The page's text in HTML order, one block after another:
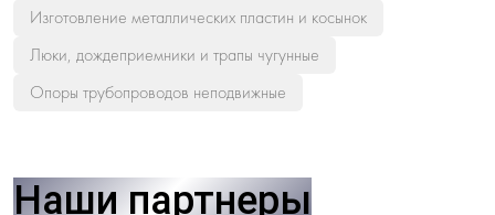
Изготовление металлических пластин и косынок
Люки, дождеприемники и трапы чугунные
Опоры трубопроводов неподвижные
Наши партнеры